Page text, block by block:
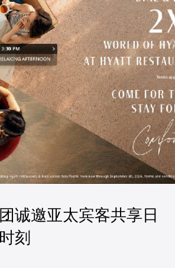
诚邀亚太宾客共享日
刻